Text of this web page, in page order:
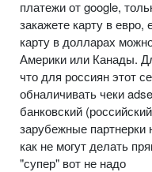
платежи от google,
закажете карту в
карту в долларах
Америки или Канады.
что для россиян этот
обналичивать чеки
банковский
зарубежные партнерки
как не могут делать
"супер" вот не надо